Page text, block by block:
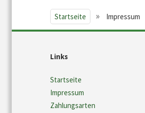
Startseite » Impressum
Links
Startseite
Impressum
Zahlungsarten